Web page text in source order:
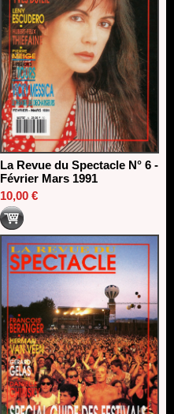
La Revue du Spectacle N° 6 -
Février Mars 1991
10,00 €